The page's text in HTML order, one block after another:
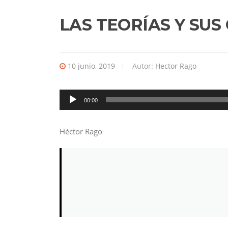
LAS TEORÍAS Y
10 junio, 2019 Autor: Hector Rago
Reproductor
de
00:00
Héctor Rago